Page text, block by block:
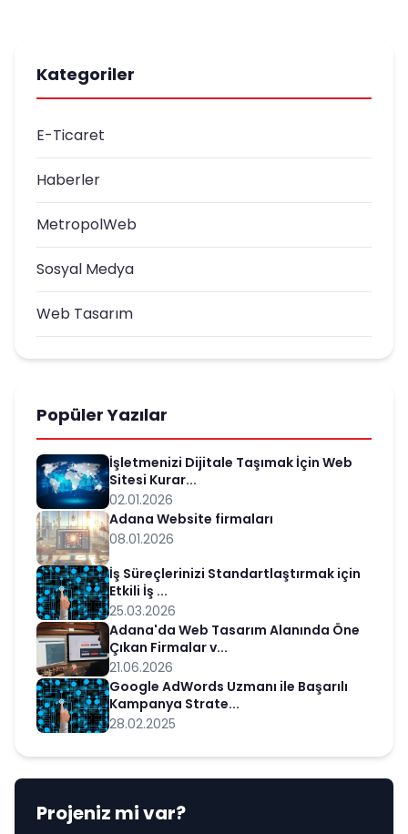
Kategoriler
E-Ticaret
Haberler
MetropolWeb
Sosyal Medya
Web Tasarım
Popüler Yazılar
İşletmenizi Dijitale Taşımak İçin Web
Sitesi Kurar...
02.01.2026
Adana Website firmaları
08.01.2026
İş Süreçlerinizi Standartlaştırmak için
Etkili İş ...
25.03.2026
Adana'da Web Tasarım Alanında Öne
Çıkan Firmalar v...
21.06.2026
Google AdWords Uzmanı ile Başarılı
Kampanya Strate...
28.02.2025
Projeniz mi var?